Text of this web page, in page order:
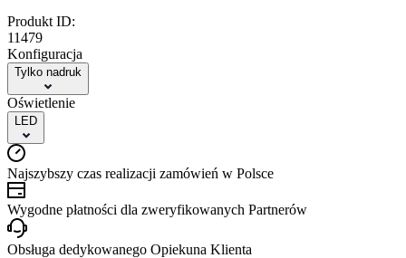
Produkt ID:
11479
Konfiguracja
Tylko nadruk
Oświetlenie
LED
Najszybszy czas realizacji zamówień w Polsce
Wygodne płatności dla zweryfikowanych Partnerów
Obsługa dedykowanego Opiekuna Klienta